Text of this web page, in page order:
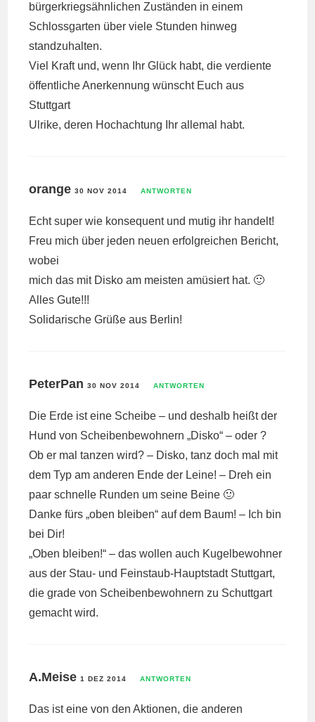
bürgerkriegsähnlichen Zuständen in einem
Schlossgarten über viele Stunden hinweg
standzuhalten.
Viel Kraft und, wenn Ihr Glück habt, die verdiente
öffentliche Anerkennung wünscht Euch aus
Stuttgart
Ulrike, deren Hochachtung Ihr allemal habt.
orange30 NOV 2014 ANTWORTEN
Echt super wie konsequent und mutig ihr handelt!
Freu mich über jeden neuen erfolgreichen Bericht,
wobei
mich das mit Disko am meisten amüsiert hat. 🙂
Alles Gute!!!
Solidarische Grüße aus Berlin!
PeterPan30 NOV 2014 ANTWORTEN
Die Erde ist eine Scheibe – und deshalb heißt der
Hund von Scheibenbewohnern „Disko“ – oder ?
Ob er mal tanzen wird? – Disko, tanz doch mal mit
dem Typ am anderen Ende der Leine! – Dreh ein
paar schnelle Runden um seine Beine 🙂
Danke fürs „oben bleiben“ auf dem Baum! – Ich bin
bei Dir!
„Oben bleiben!“ – das wollen auch Kugelbewohner
aus der Stau- und Feinstaub-Hauptstadt Stuttgart,
die grade von Scheibenbewohnern zu Schuttgart
gemacht wird.
A.Meise1 DEZ 2014 ANTWORTEN
Das ist eine von den Aktionen, die anderen